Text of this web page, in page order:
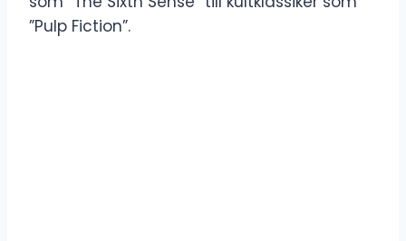
”Pulp Fiction”.